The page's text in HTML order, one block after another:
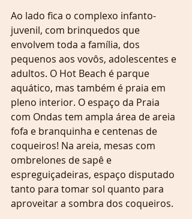
Ao lado fica o complexo infanto-
juvenil, com brinquedos que
envolvem toda a família, dos
pequenos aos vovôs, adolescentes e
adultos. O Hot Beach é parque
aquático, mas também é praia em
pleno interior. O espaço da Praia
com Ondas tem ampla área de areia
fofa e branquinha e centenas de
coqueiros! Na areia, mesas com
ombrelones de sapê e
espreguiçadeiras, espaço disputado
tanto para tomar sol quanto para
aproveitar a sombra dos coqueiros.